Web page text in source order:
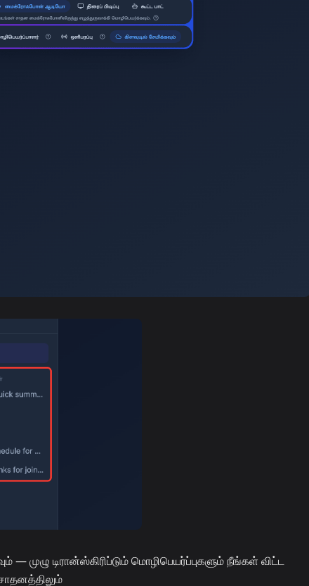
முழு டிரான்ஸ்கிரிப்டும் மொழிபெயர்ப்புகளும் நீங்கள் விட்ட